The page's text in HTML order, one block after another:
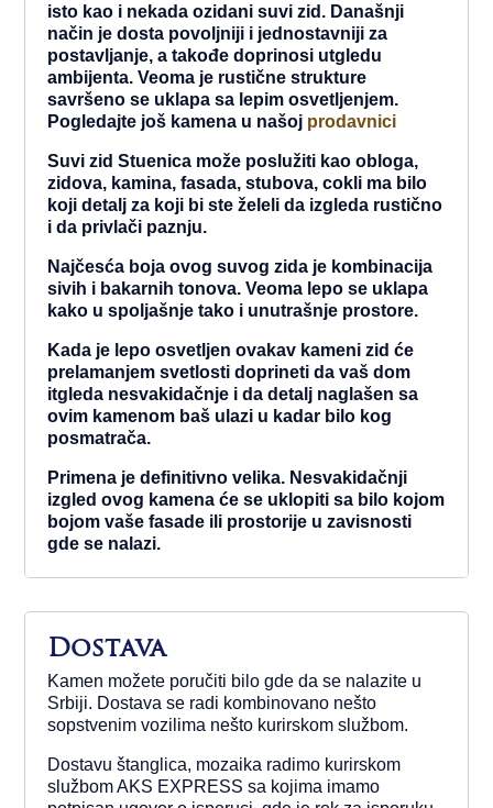
isto kao i nekada ozidani suvi zid. Današnji
način je dosta povoljniji i jednostavniji za
postavljanje, a takođe doprinosi utgledu
ambijenta. Veoma je rustične strukture
savršeno se uklapa sa lepim osvetljenjem.
Pogledajte još kamena u našoj prodavnici
Suvi zid Stuenica može poslužiti kao obloga,
zidova, kamina, fasada, stubova, cokli ma bilo
koji detalj za koji bi ste želeli da izgleda rustično
i da privlači paznju.
Najčesća boja ovog suvog zida je kombinacija
sivih i bakarnih tonova. Veoma lepo se uklapa
kako u spoljašnje tako i unutrašnje prostore.
Kada je lepo osvetljen ovakav kameni zid će
prelamanjem svetlosti doprineti da vaš dom
itgleda nesvakidačnje i da detalj naglašen sa
ovim kamenom baš ulazi u kadar bilo kog
posmatrača.
Primena je definitivno velika. Nesvakidačnji
izgled ovog kamena će se uklopiti sa bilo kojom
bojom vaše fasade ili prostorije u zavisnosti
gde se nalazi.
Dostava
Kamen možete poručiti bilo gde da se nalazite u
Srbiji. Dostava se radi kombinovano nešto
sopstvenim vozilima nešto kurirskom službom.
Dostavu štanglica, mozaika radimo kurirskom
službom AKS EXPRESS sa kojima imamo